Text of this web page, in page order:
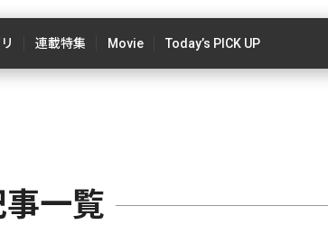
連載特集 Movie Today’s PICK UP
一覧